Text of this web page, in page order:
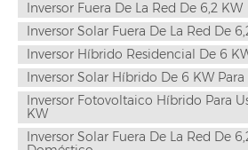
Inversor Fuera De La Red De 6,2 KW
Inversor Solar Fuera De La Red De
Inversor Híbrido Residencial De 6
Inversor Solar Híbrido De 6 KW
Inversor Fotovoltaico Híbrido Para
KW
Inversor Solar Fuera De La Red De